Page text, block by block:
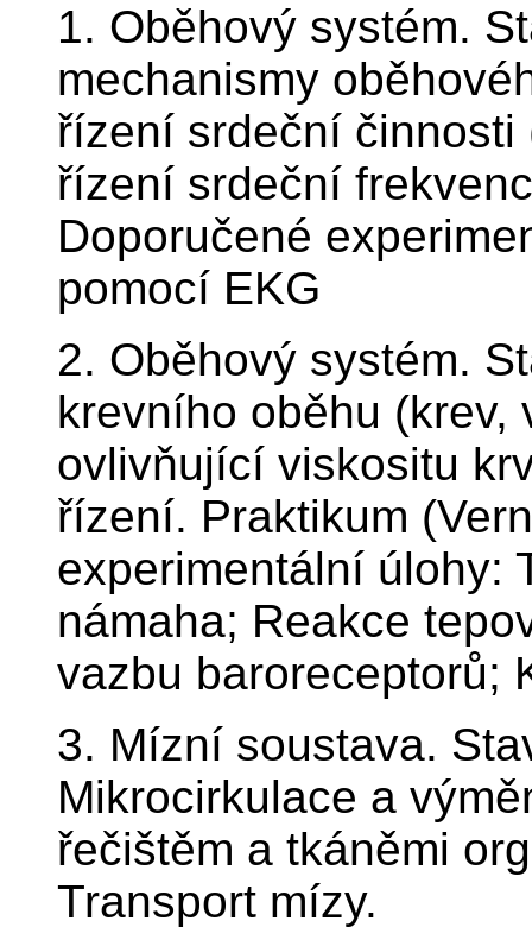
1. Oběhový systém.
mechanismy
řízení srdeční
řízení srdeční
Doporučené
pomocí EKG
2. Oběhový systém.
krevního oběhu (krev,
ovlivňující viskositu
řízení. Praktikum
experimentální úlohy:
námaha; Reakce
vazbu baroreceptorů;
3. Mízní soustava.
Mikrocirkulace a
řečištěm a tkáněmi
Transport mízy.